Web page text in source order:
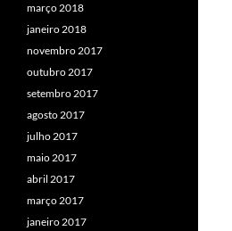
março 2018
janeiro 2018
novembro 2017
outubro 2017
setembro 2017
agosto 2017
julho 2017
maio 2017
abril 2017
março 2017
janeiro 2017